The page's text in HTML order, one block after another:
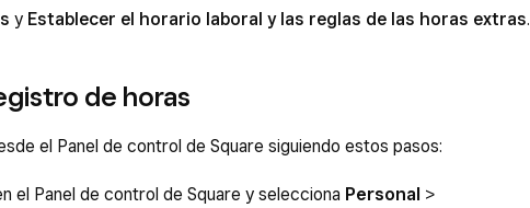
y Establecer el horario laboral y las reglas de las horas extras.
de horas
el Panel de control de Square siguiendo estos pasos:
el Panel de control de Square y selecciona Personal >